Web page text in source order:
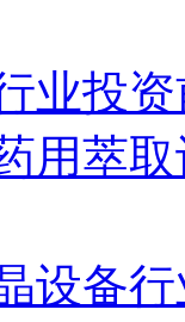
业投
用萃
设备